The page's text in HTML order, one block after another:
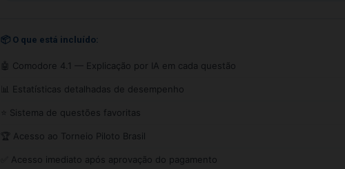
📦 O que está incluído:
🤖 Comodore 4.1 — Explicação por IA em cada questão
📊 Estatísticas detalhadas de desempenho
⭐ Sistema de questões favoritas
🏆 Acesso ao Torneio Piloto Brasil
✅ Acesso imediato após aprovação do pagamento